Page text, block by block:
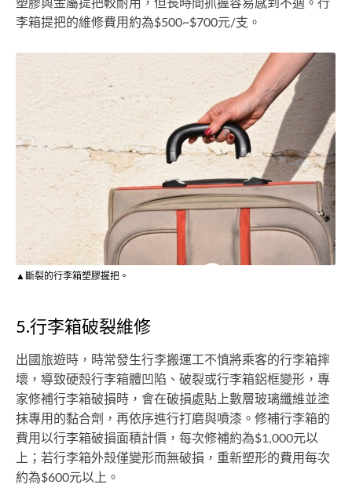
塑膠與金屬提把較耐用，但長時間抓握容易感到不適。行
李箱提把的維修費用約為$500~$700元/支。
▲斷裂的行李箱塑膠握把。
5.行李箱破裂維修
出國旅遊時，時常發生行李搬運工不慎將乘客的行李箱摔
壞，導致硬殼行李箱體凹陷、破裂或行李箱鋁框變形，專
家修補行李箱破損時，會在破損處貼上數層玻璃纖維並塗
抹專用的黏合劑，再依序進行打磨與噴漆。修補行李箱的
費用以行李箱破損面積計價，每次修補約為$1,000元以
上；若行李箱外殼僅變形而無破損，重新塑形的費用每次
約為$600元以上。